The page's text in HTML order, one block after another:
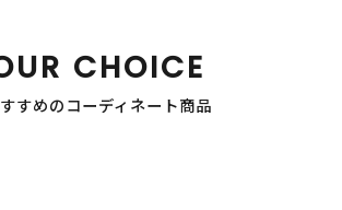
CHOICE
すめのコーディネート商品